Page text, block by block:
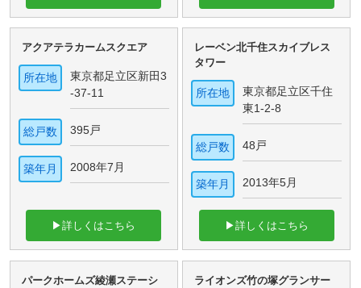
アクアテラカームスクエア
所在地
東京都足立区新田3
-37-11
総戸数 395戸
築年月 2008年7月
▶詳しくはこちら
レーベン北千住スカイブレス
タワー
所在地
東京都足立区千住
東1-2-8
総戸数 48戸
築年月 2013年5月
▶詳しくはこちら
パークホームズ綾瀬ステーシ
ライオンズ竹の塚グランサー